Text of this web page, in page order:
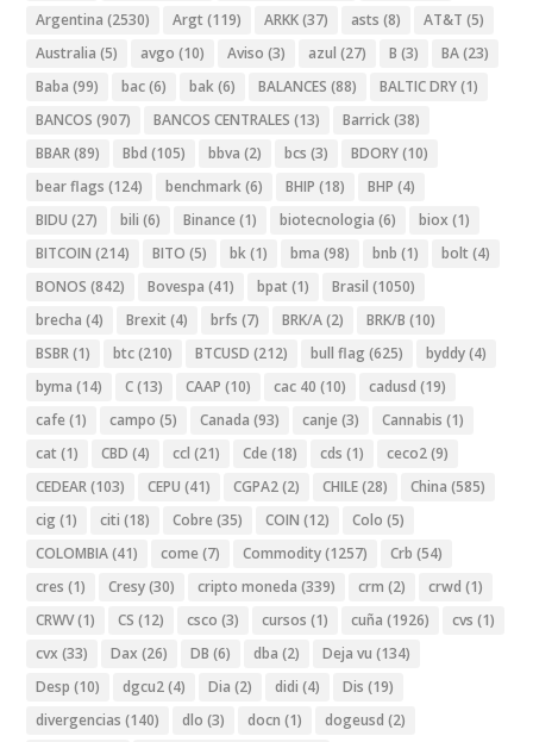
Argentina (2530) Argt (119) ARKK(37) asts (8) AT&T (5)
Australia (5) avgo (10) Aviso (3) azul (27) B (3) BA(23)
Baba (99) bac(6) bak(6) BALANCES (88) BALTIC DRY(1)
BANCOS (907) BANCOS CENTRALES (13) Barrick(38)
BBAR(89) Bbd (105) bbva (2) bcs (3) BDORY(10)
bear flags (124) benchmark(6) BHIP (18) BHP (4)
BIDU (27) bili (6) Binance (1) biotecnologia (6) biox (1)
BITCOIN (214) BITO (5) bk(1) bma (98) bnb (1) bolt (4)
BONOS (842) Bovespa (41) bpat (1) Brasil (1050)
brecha (4) Brexit (4) brfs (7) BRK/A(2) BRK/B (10)
BSBR(1) btc(210) BTCUSD (212) bull flag (625) byddy(4)
byma (14) C(13) CAAP (10) cac 40 (10) cadusd (19)
cafe (1) campo (5) Canada (93) canje (3) Cannabis (1)
cat (1) CBD (4) ccl (21) Cde (18) cds (1) ceco2(9)
CEDEAR(103) CEPU (41) CGPA2(2) CHILE(28) China (585)
cig (1) citi (18) Cobre (35) COIN (12) Colo (5)
COLOMBIA(41) come (7) Commodity(1257) Crb (54)
cres (1) Cresy(30) cripto moneda (339) crm (2) crwd (1)
CRWV(1) CS (12) csco (3) cursos (1) cuña (1926) cvs (1)
cvx (33) Dax (26) DB (6) dba (2) Deja vu (134)
Desp (10) dgcu2(4) Dia (2) didi (4) Dis (19)
divergencias (140) dlo (3) docn (1) dogeusd (2)